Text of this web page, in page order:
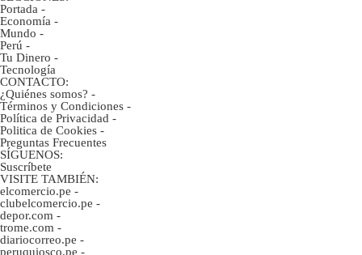
Portada -
Economía -
Mundo -
Perú -
Tu Dinero -
Tecnología
CONTACTO:
¿Quiénes somos? -
Términos y Condiciones -
Política de Privacidad -
Politica de Cookies -
Preguntas Frecuentes
SÍGUENOS:
Suscríbete
VISITE TAMBIÉN:
elcomercio.pe -
clubelcomercio.pe -
depor.com -
trome.com -
diariocorreo.pe -
peruquiosco.pe -